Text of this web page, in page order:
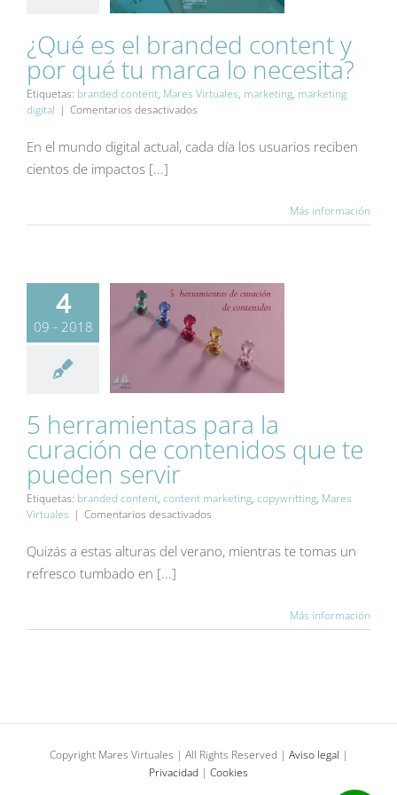
¿Qué es el branded
content y por qué tu
marca lo necesita?
Blog
¿Qué es el branded content y
por qué tu marca lo necesita?
Etiquetas: branded content, Mares Virtuales, marketing, marketing
digital | Comentarios desactivados
es
el
lo
necesita?
En el mundo digital actual, cada día los usuarios reciben
cientos de impactos [...]
Más información
4
09 - 2018
5 herramientas para la
curación de
contenidos que te
pueden servir
Blog Contenidos Difusión
digital Redes sociales
5 herramientas para la
curación de contenidos que te
pueden servir
Etiquetas: branded content, content marketing, copywritting, Mares
Virtuales | Comentarios desactivados
herramientas
para
Quizás a estas alturas del verano, mientras te tomas un
refresco tumbado en [...]
Más información
Copyright Mares Virtuales | All Rights Reserved | Aviso legal |
Privacidad | Cookies